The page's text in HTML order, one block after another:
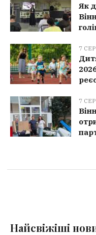
Як
7
7
Найсвіжіші